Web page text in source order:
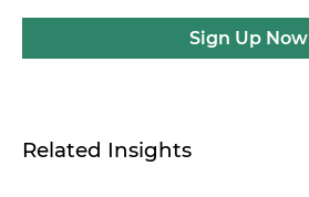
Sign Up Now
Related Insights